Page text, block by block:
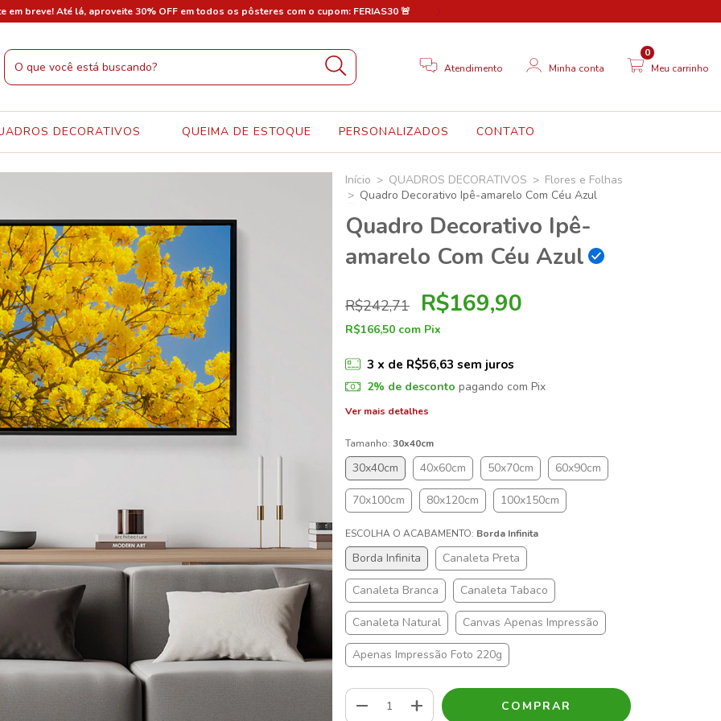
em breve! Até lá, aproveite 30% OFF em todos os pôsteres com o cupom: FERIAS30 🚨
Atendimento Minha conta Meu carrinho
0
DECORATIVOS QUEIMA DE ESTOQUE PERSONALIZADOS CONTATO
Início > QUADROS DECORATIVOS > Flores e Folhas
> Quadro Decorativo Ipê-amarelo Com Céu Azul
Quadro Decorativo Ipê-
amarelo Com Céu Azul
R$242,71 R$169,90
R$166,50 com Pix
3 x de R$56,63 sem juros
2% de desconto pagando com Pix
Ver mais detalhes
Tamanho: 30x40cm
30x40cm 40x60cm 50x70cm 60x90cm
70x100cm 80x120cm 100x150cm
ESCOLHA O ACABAMENTO: Borda Infinita
Borda Infinita Canaleta Preta
Canaleta Branca Canaleta Tabaco
Canaleta Natural Canvas Apenas Impressão
Apenas Impressão Foto 220g